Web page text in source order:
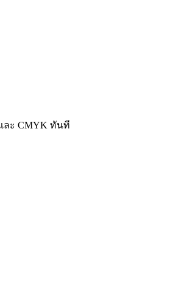
ละ CMYK ทันที